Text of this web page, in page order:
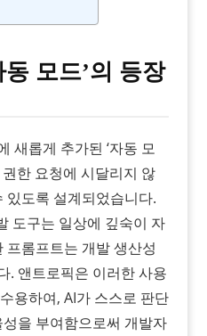
모드’의 등장
새롭게 추가된 ‘자동 모
한 요청에 시달리지 않
있도록 설계되었습니다.
도구는 일상에 깊숙이 자
프롬프트는 개발 생산성
. 앤트로픽은 이러한 사용
용하여, AI가 스스로 판단
을 부여함으로써 개발자